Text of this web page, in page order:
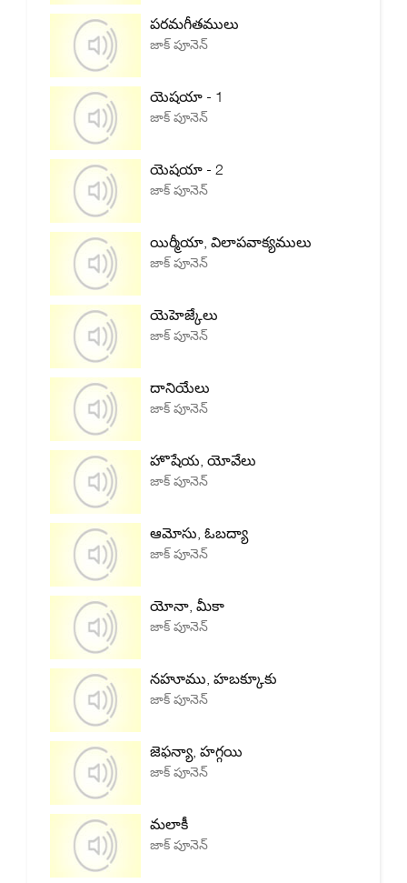
పరమగీతములు
జాక్ పూనెన్
యెషయా - 1
జాక్ పూనెన్
యెషయా - 2
జాక్ పూనెన్
యిర్మీయా, విలాపవాక్యములు
జాక్ పూనెన్
యెహెజ్కేలు
జాక్ పూనెన్
దానియేలు
జాక్ పూనెన్
హొషేయ, యోవేలు
జాక్ పూనెన్
ఆమోసు, ఓబద్యా
జాక్ పూనెన్
యోనా, మీకా
జాక్ పూనెన్
నహూము, హబక్కూకు
జాక్ పూనెన్
జెఫన్యా, హగ్గయి
జాక్ పూనెన్
మలాకీ
జాక్ పూనెన్